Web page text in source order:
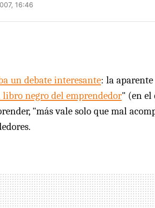
16:46
un debate interesante: la
libro negro del emprendedor" (en el
"más vale solo que mal